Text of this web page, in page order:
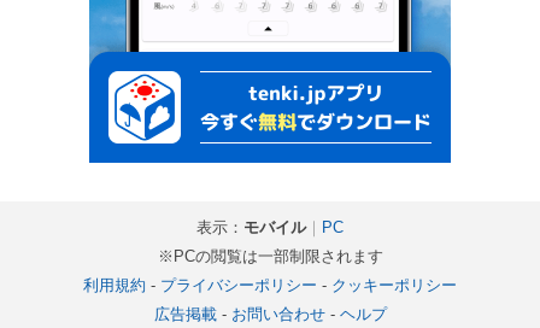
表示： モバイル｜ PC
※PCの閲覧は一部制限されます
利用規約 - プライバシーポリシー - クッキーポリシー
広告掲載- お問い合わせ- ヘルプ